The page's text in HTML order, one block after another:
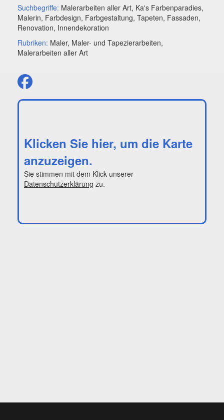
Suchbegriffe: Malerarbeiten aller Art, Ka's Farbenparadies,
Malerin, Farbdesign, Farbgestaltung, Tapeten, Fassaden,
Renovation, Innendekoration
Rubriken: Maler, Maler- und Tapezierarbeiten,
Malerarbeiten aller Art
Klicken Sie hier, um die Karte
anzuzeigen.
Sie stimmen mit dem Klick unserer
Datenschutzerklärung zu.